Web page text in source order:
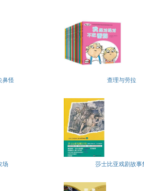
鼻怪 查理与劳拉
场 莎士比亚戏剧故事